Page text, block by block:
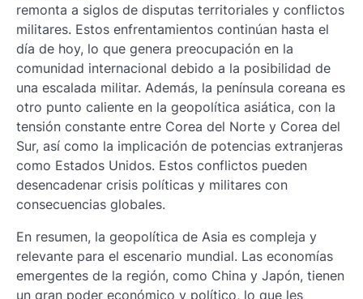
remonta a siglos de disputas territoriales y conflictos
militares. Estos enfrentamientos continúan hasta el
día de hoy, lo que genera preocupación en la
comunidad internacional debido a la posibilidad de
una escalada militar. Además, la península coreana es
otro punto caliente en la geopolítica asiática, con la
tensión constante entre Corea del Norte y Corea del
Sur, así como la implicación de potencias extranjeras
como Estados Unidos. Estos conflictos pueden
desencadenar crisis políticas y militares con
consecuencias globales.
En resumen, la geopolítica de Asia es compleja y
relevante para el escenario mundial. Las economías
emergentes de la región, como China y Japón, tienen
un gran poder económico y político, lo que les